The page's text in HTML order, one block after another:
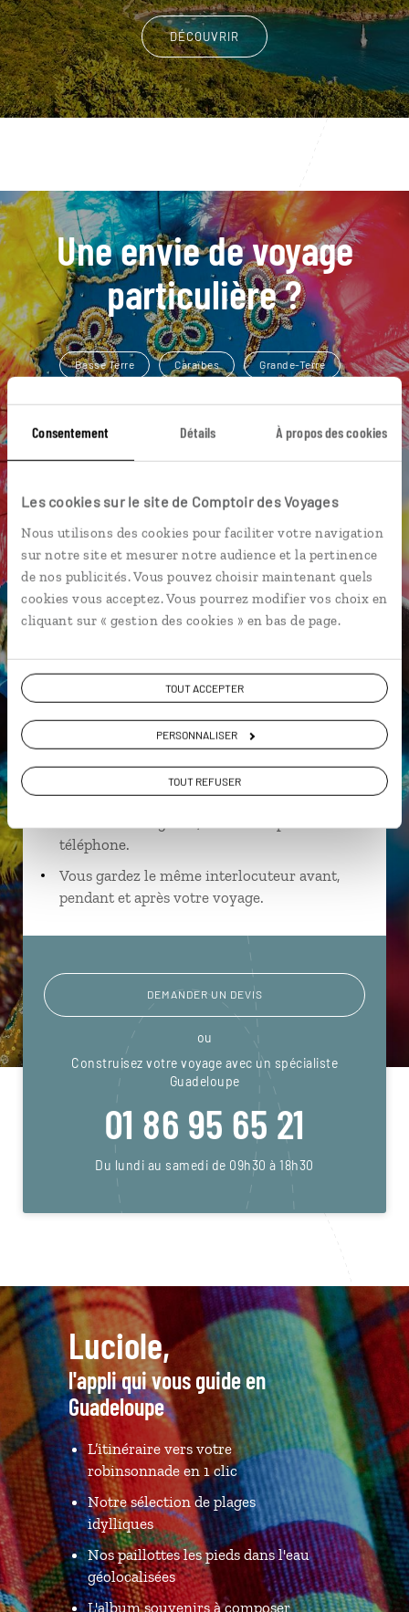
Consentement Détails À propos des cookies
Les cookies sur le site de Comptoir des Voyages
Nous utilisons des cookies pour faciliter votre navigation
sur notre site et mesurer notre audience et la pertinence
de nos publicités. Vous pouvez choisir maintenant quels
cookies vous acceptez. Vous pourrez modifier vos choix en
cliquant sur « gestion des cookies » en bas de page.
TOUT ACCEPTER
PERSONNALISER
TOUT REFUSER
DÉCOUVRIR
Une envie de voyage
particulière ?
Basse Terre Caraïbes Grande-Terre
Chutes du Carbet Les Saintes
Bouillante
Ingrid,
spécialiste Guadeloupe
Suivez vos envies et demandez conseils à nos
spécialistes
Ils sauront organiser votre itinéraire au plus
près de vos envies et de la réalité du pays.
Échangez en face à face ou depuis nos studios
téléphone.
Vous gardez le même interlocuteur avant,
pendant et après votre voyage.
DEMANDER UN DEVIS
ou
Construisez votre voyage avec un spécialiste
Guadeloupe
01 86 95 65 21
Du lundi au samedi de 09h30 à 18h30
Luciole,
l'appli qui vous guide en
Guadeloupe
L’itinéraire vers votre
robinsonnade en 1 clic
Notre sélection de plages
idylliques
Nos paillottes les pieds dans l'eau
géolocalisées
L'album souvenirs à composer